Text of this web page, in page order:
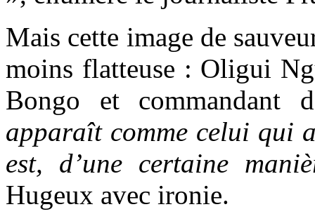
Mais cette image de
moins flatteuse : Oligui
Bongo et
apparaît comme celui qui
est, d’une certaine
Hugeux avec ironie.